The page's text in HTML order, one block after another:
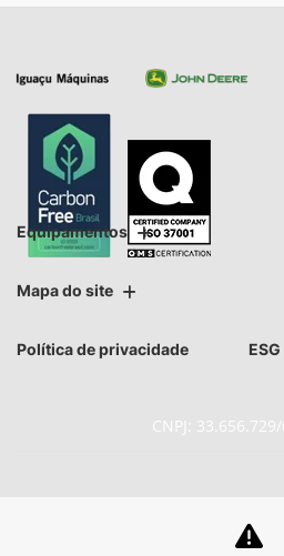
Equipamentos
Mapa do site
Política de privacidade
CNPJ: